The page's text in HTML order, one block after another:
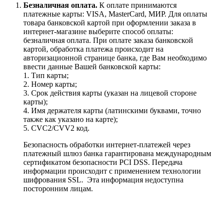
Безналичная оплата. К оплате принимаются
платежные карты: VISA, MasterCard, МИР. Для оплаты
товара банковской картой при оформлении заказа в
интернет-магазине выберите способ оплаты:
безналичная оплата. При оплате заказа банковской
картой, обработка платежа происходит на
авторизационной странице банка, где Вам необходимо
ввести данные Вашей банковской карты:
1. Тип карты;
2. Номер карты;
3. Срок действия карты (указан на лицевой стороне
карты);
4. Имя держателя карты (латинскими буквами, точно
также как указано на карте);
5. CVC2/CVV2 код.
Безопасность обработки интернет-платежей через
платежный шлюз банка гарантирована международным
сертификатом безопасности PCI DSS. Передача
информации происходит с применением технологии
шифрования SSL. Эта информация недоступна
посторонним лицам.